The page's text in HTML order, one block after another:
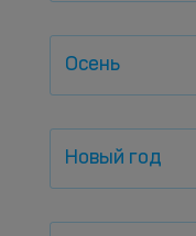
Осень
Новый год